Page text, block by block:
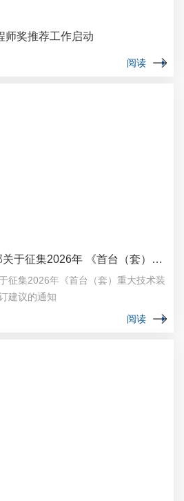
师奖推荐工作启动
阅读
俄罗斯工程院中国总部关于征集2026年 《首台（套）重大技术装备推广应用指导目录》 修订建议的通知
征集2026年《首台（套）重大技术装
建议的通知
阅读